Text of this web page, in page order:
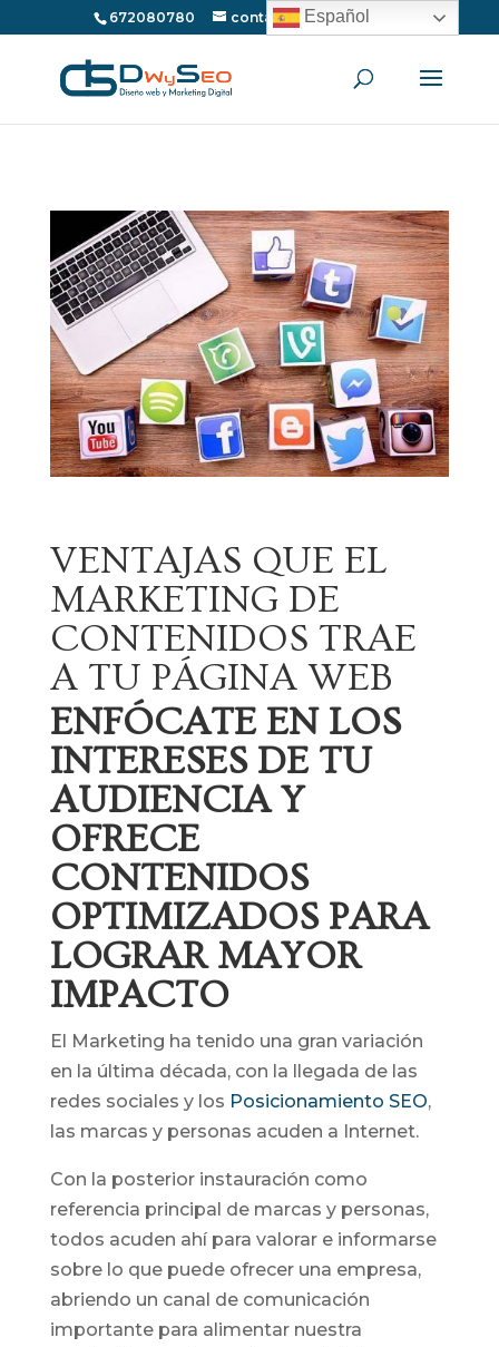
672080780 contacto@dwyseo.com
VENTAJAS QUE EL
MARKETING DE
CONTENIDOS TRAE
A TU PÁGINA WEB
ENFÓCATE EN LOS
INTERESES DE TU
AUDIENCIA Y
OFRECE
CONTENIDOS
OPTIMIZADOS PARA
LOGRAR MAYOR
IMPACTO
El Marketing ha tenido una gran variación
en la última década, con la llegada de las
redes sociales y los Posicionamiento SEO,
las marcas y personas acuden a Internet.
Con la posterior instauración como
referencia principal de marcas y personas,
todos acuden ahí para valorar e informarse
sobre lo que puede ofrecer una empresa,
abriendo un canal de comunicación
importante para alimentar nuestra
Español